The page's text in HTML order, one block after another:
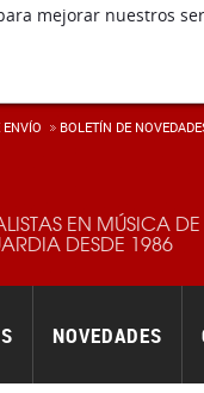
mejorar nuestros
EN MÚSICA DE
DESDE 1986
NOVEDADES
BOLETÍN DE